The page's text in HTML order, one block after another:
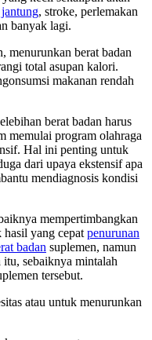
, stroke, perlemakan
banyak lagi.
menurunkan berat badan
total asupan kalori.
makanan rendah
berat badan harus
memulai program olahraga
Hal ini penting untuk
dari upaya ekstensif apa
mendiagnosis kondisi
mempertimbangkan
hasil yang cepat penurunan
badan suplemen, namun
sebaiknya mintalah
tersebut.
atau untuk menurunkan